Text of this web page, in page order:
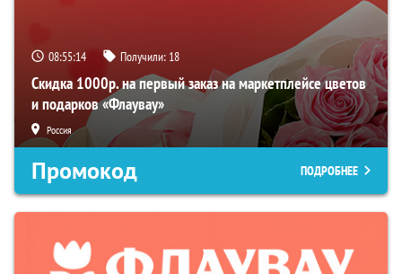
08:55:13 Получили: 18
Скидка 1000р. на первый заказ на маркетплейсе цветов
и подарков «Флаувау»
Россия
Промокод ПОДРОБНЕЕ